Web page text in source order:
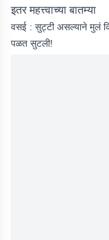
इतर महत्त्वाच्या बातम्या
वसई : सुट्टी असल्याने मुलं
पळत सुटली!